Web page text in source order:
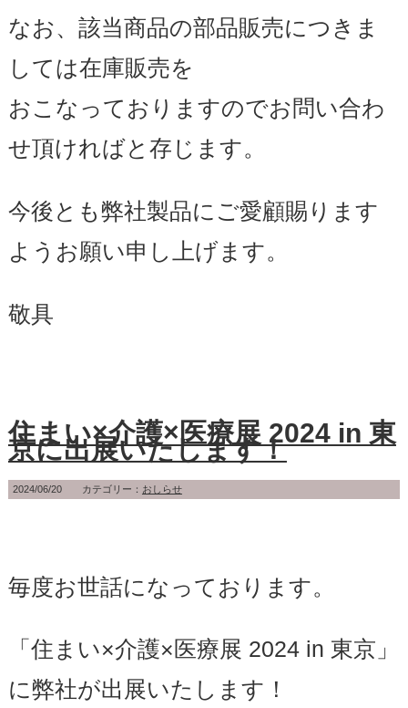
なお、該当商品の部品販売につきま
しては在庫販売を
おこなっておりますのでお問い合わ
せ頂ければと存じます。
今後とも弊社製品にご愛顧賜ります
ようお願い申し上げます。
敬具
住まい×介護×医療展 2024 in 東
京に出展いたします！
2024/06/20 カテゴリー： おしらせ
毎度お世話になっております。
「住まい×介護×医療展 2024 in 東京」
に弊社が出展いたします！